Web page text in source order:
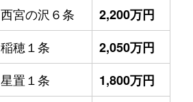
西宮の沢６条
2,200万円
稲穂１条
2,050万円
星置１条
1,800万円